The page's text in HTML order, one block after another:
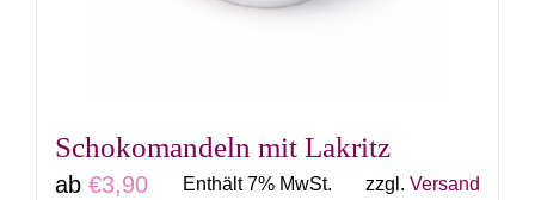
Schokomandeln mit Lakritz
ab €3,90 Enthält 7% MwSt. zzgl. Versand